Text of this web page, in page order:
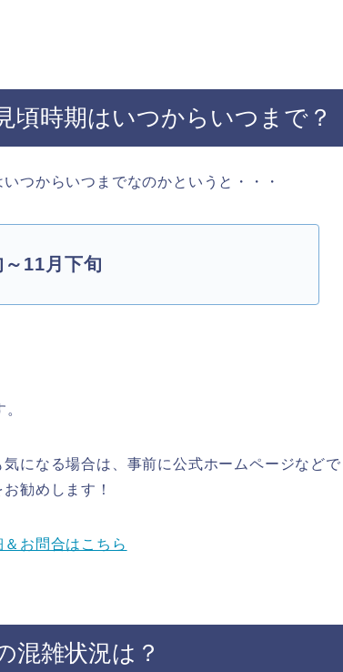
頃時期はいつからいつまで？
つからいつまでなのかというと・・・
～11月下旬
になる場合は、事前に公式ホームページなどで
勧めし ます！
お問合はこちら
混雑状況は？